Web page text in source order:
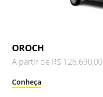
OROCH
A partir de R$ 126.690,00
Conheça